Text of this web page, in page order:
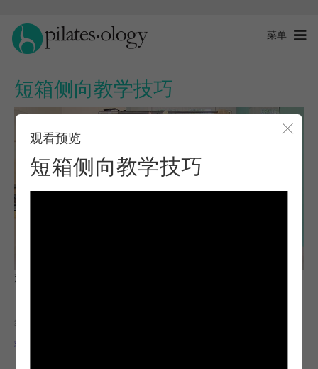
菜单
短箱侧向教学技巧
观看预览
短箱侧向教学技巧
观察与学习
教师
蒂齐阿娜-特罗瓦蒂